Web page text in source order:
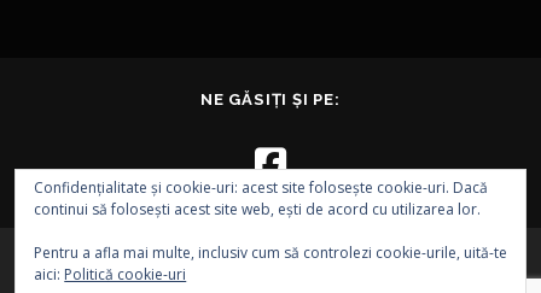
NE GĂSIȚI ȘI PE:
Drepturi de autor © 2026 EVA - Asociația EPI VEST
Confidențialitate și cookie-uri: acest site folosește cookie-uri. Dacă
continui să folosești acest site web, ești de acord cu utilizarea lor.
Pentru a afla mai multe, inclusiv cum să controlezi cookie-urile, uită-te
aici: Politică cookie-uri